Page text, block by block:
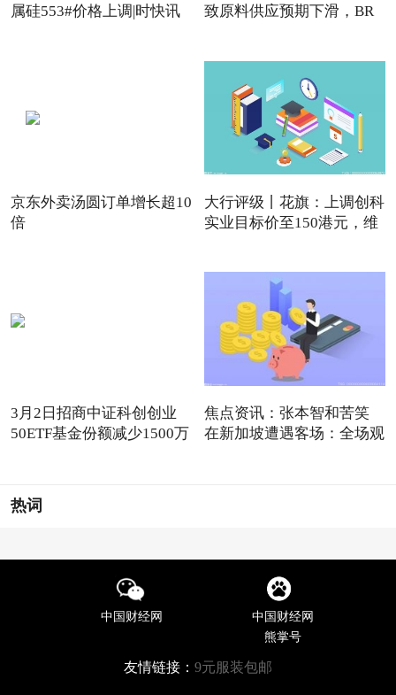
属硅553#价格上调|时快讯
致原料供应预期下滑，BR
京东外卖汤圆订单增长超10
倍
大行评级丨花旗：上调创科
实业目标价至150港元，维
3月2日招商中证科创创业
50ETF基金份额减少1500万
焦点资讯：张本智和苦笑
在新加坡遭遇客场：全场观
热词
中国财经网
中国财经网
熊掌号
友情链接： 9元服装包邮